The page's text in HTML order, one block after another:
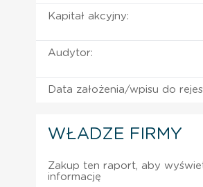
Kapitał akcyjny:
Audytor:
Data założenia/wpisu do
WŁADZE FIRMY
Zakup ten raport, aby
informację